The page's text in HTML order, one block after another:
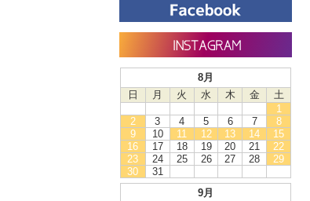
8月
日
月 火 水 木 金
土
1
2
3 4 5 6 7
8
9
10 11 12 13 14
15
16
17 18 19 20 21
22
23
24 25 26 27 28
29
30
31
9月